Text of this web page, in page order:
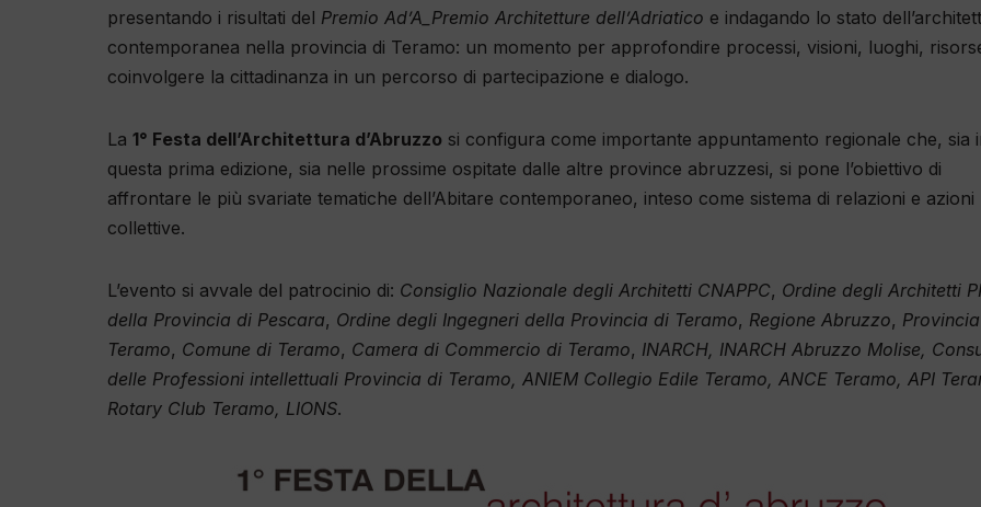
presentando i risultati del Premio Ad’A_Premio Architetture dell’Adriatico e indagando lo stato
contemporanea nella provincia di Teramo: un momento per approfondire processi, visioni, luoghi,
coinvolgere la cittadinanza in un percorso di partecipazione e dialogo.
La 1° Festa dell’Architettura d’Abruzzo si configura come importante appuntamento regionale che, sia
questa prima edizione, sia nelle prossime ospitate dalle altre province abruzzesi, si pone l’obiettivo di
affrontare le più svariate tematiche dell’Abitare contemporaneo, inteso come sistema di relazioni e azioni
collettive.
L’evento si avvale del patrocinio di: Consiglio Nazionale degli Architetti CNAPPC, Ordine degli Architetti
della Provincia di Pescara, Ordine degli Ingegneri della Provincia di Teramo, Regione Abruzzo,
Teramo, Comune di Teramo, Camera di Commercio di Teramo, INARCH, INARCH Abruzzo Molise,
delle Professioni intellettuali Provincia di Teramo, ANIEM Collegio Edile Teramo, ANCE Teramo, API
Rotary Club Teramo, LIONS.